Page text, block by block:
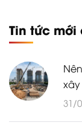
Tin tức
31/